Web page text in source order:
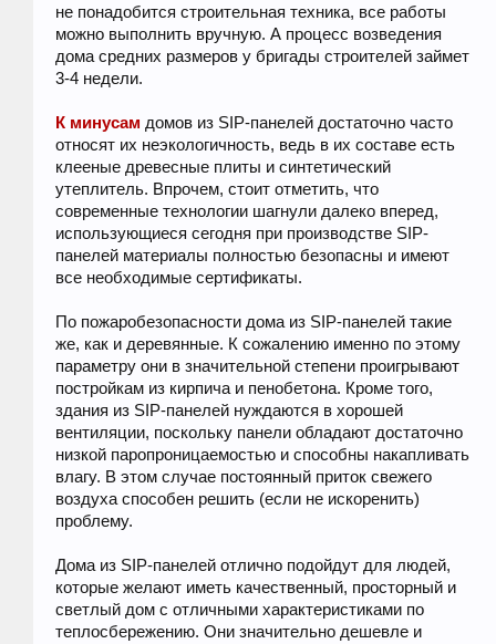
не понадобится строительная техника, все работы
можно выполнить вручную. А процесс возведения
дома средних размеров у бригады строителей займет
3-4 недели.
К минусам домов из SIP-панелей достаточно часто
относят их неэкологичность, ведь в их составе есть
клееные древесные плиты и синтетический
утеплитель. Впрочем, стоит отметить, что
современные технологии шагнули далеко вперед,
использующиеся сегодня при производстве SIP-
панелей материалы полностью безопасны и имеют
все необходимые сертификаты.
По пожаробезопасности дома из SIP-панелей такие
же, как и деревянные. К сожалению именно по этому
параметру они в значительной степени проигрывают
постройкам из кирпича и пенобетона. Кроме того,
здания из SIP-панелей нуждаются в хорошей
вентиляции, поскольку панели обладают достаточно
низкой паропроницаемостью и способны накапливать
влагу. В этом случае постоянный приток свежего
воздуха способен решить (если не искоренить)
проблему.
Дома из SIP-панелей отлично подойдут для людей,
которые желают иметь качественный, просторный и
светлый дом с отличными характеристиками по
теплосбережению. Они значительно дешевле и